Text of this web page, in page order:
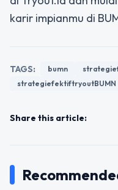
karir impianmu di
TAGS: bumn
strategiefektiftryoutBUMN
Share this article: